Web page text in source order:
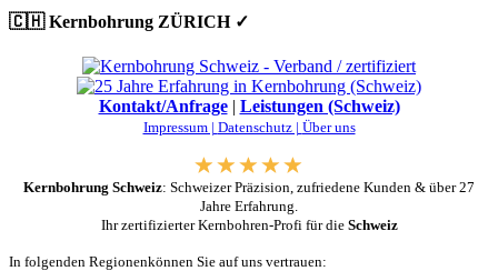
🇨🇭 Kernbohrung ZÜRICH ✓
Kontakt/Anfrage| Leistungen (Schweiz)
Impressum | Datenschutz | Über uns
Kernbohrung Schweiz: Schweizer Präzision, zufriedene Kunden & über 27
Jahre Erfahrung.
Ihr zertifizierter Kernbohren-Profi für die Schweiz
In folgenden Regionenkönnen Sie auf uns vertrauen: